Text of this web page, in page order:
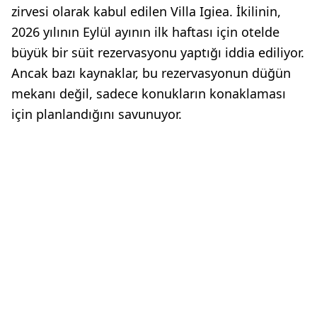
zirvesi olarak kabul edilen Villa Igiea. İkilinin,
2026 yılının Eylül ayının ilk haftası için otelde
büyük bir süit rezervasyonu yaptığı iddia ediliyor.
Ancak bazı kaynaklar, bu rezervasyonun düğün
mekanı değil, sadece konukların konaklaması
için planlandığını savunuyor.